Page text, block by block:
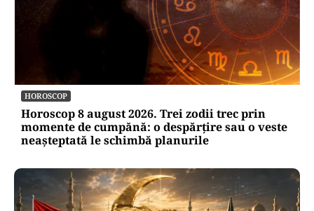
HOROSCOP
Horoscop 8 august 2026. Trei zodii trec prin
momente de cumpănă: o despărțire sau o veste
neașteptată le schimbă planurile